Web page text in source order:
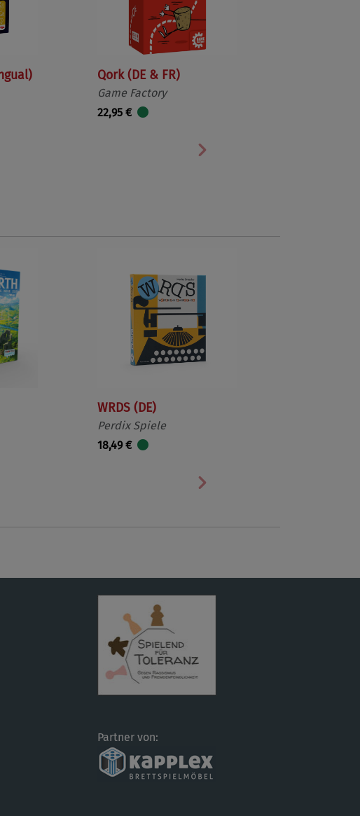
Qork (DE & FR)
Game Factory
22,95 €
Nächste
WRDS (DE)
Perdix Spiele
18,49 €
Nächste
Partner von: